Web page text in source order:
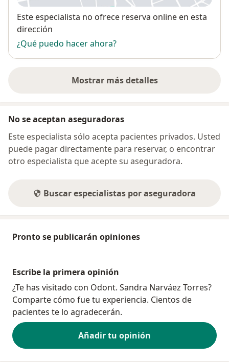
Disponibilidad
Este especialista no ofrece reserva online en esta
dirección
¿Qué puedo hacer ahora?
Mostrar más detalles
sobre la dirección
No se aceptan aseguradoras
Este especialista sólo acepta pacientes privados. Usted
puede pagar directamente para reservar, o encontrar
otro especialista que acepte su aseguradora.
Buscar especialistas por aseguradora
Pronto se publicarán opiniones
Escribe la primera opinión
¿Te has visitado con Odont. Sandra Narváez Torres?
Comparte cómo fue tu experiencia. Cientos de
pacientes te lo agradecerán.
Añadir tu opinión